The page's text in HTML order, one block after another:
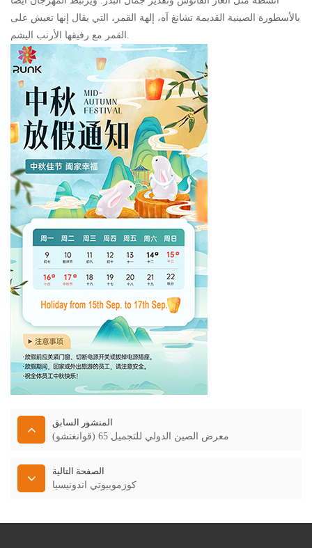
بالأسطورة الصينية القديمة تشانغ آه، إلهة القمر، التي يقال إنها تعيش على
القمر مع رفيقها الأرنب اليشم.
المنشور السابق
معرض الصين الدولي للتجميل 65 (قوانغتشو)
الصفحة التالية
كوزموبيوتي اندونيسيا